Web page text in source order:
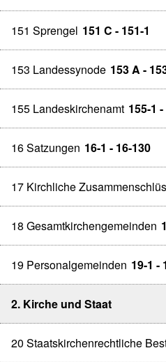
151 Sprengel 151 C - 151-1
153 Landessynode 153 A -
155 Landeskirchenamt 155-1 -
16 Satzungen 16-1 - 16-130
17 Kirchliche
18 Gesamtkirchengemeinden
19 Personalgemeinden 19-1 -
2. Kirche und Staat
20 Staatskirchenrechtliche